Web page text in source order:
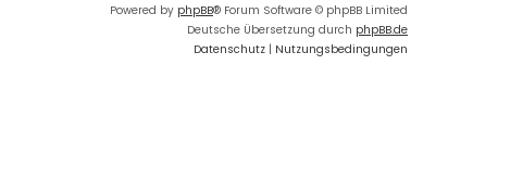
Powered by phpBB® Forum Software © phpBB Limited
Deutsche Übersetzung durch phpBB.de
Datenschutz | Nutzungsbedingungen